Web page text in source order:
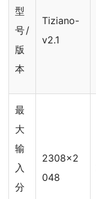
型
号/
版
本
Tiziano-
v2.1
最
大
输
入
分
2308x2
048